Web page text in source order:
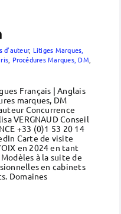
d’auteur, Litiges Marques,
Procédures Marques, DM
Français | Anglais
marques, DM
Concurrence
VERGNAUD Conseil
+33 (0)1 53 20 14
Carte de visite
en 2024 en tant
à la suite de
en cabinets
Domaines